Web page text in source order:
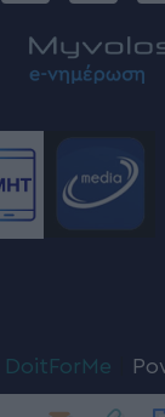
DoitForMe